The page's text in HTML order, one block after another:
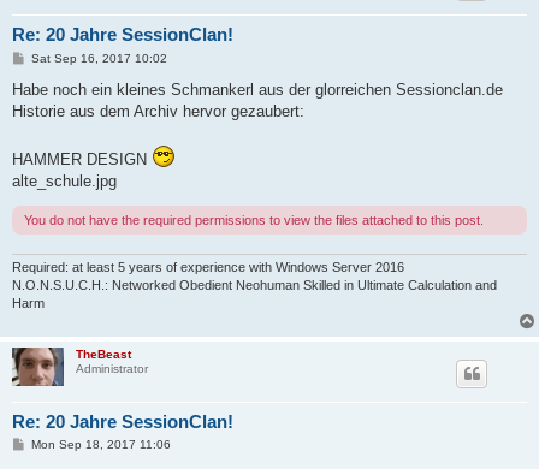
Re: 20 Jahre SessionClan!
P
s
Sat Sep 16, 2017 10:02
Habe noch ein kleines Schmankerl aus der glorreichen Sessionclan.de
Historie aus dem Archiv hervor gezaubert:
HAMMER DESIGN
alte_schule.jpg
You do not have the required permissions to view the files attached to this post.
Required: at least 5 years of experience with Windows Server 2016
N.O.N.S.U.C.H.: Networked Obedient Neohuman Skilled in Ultimate Calculation and
Harm
TheBeast
Administrator
Re: 20 Jahre SessionClan!
PMon Sep 18, 2017 11:06